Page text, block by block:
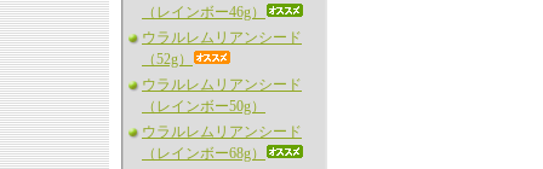
（レインボー46g）
ウラルレムリアンシード
（52g）
ウラルレムリアンシード
（レインボー50g）
ウラルレムリアンシード
（レインボー68g）